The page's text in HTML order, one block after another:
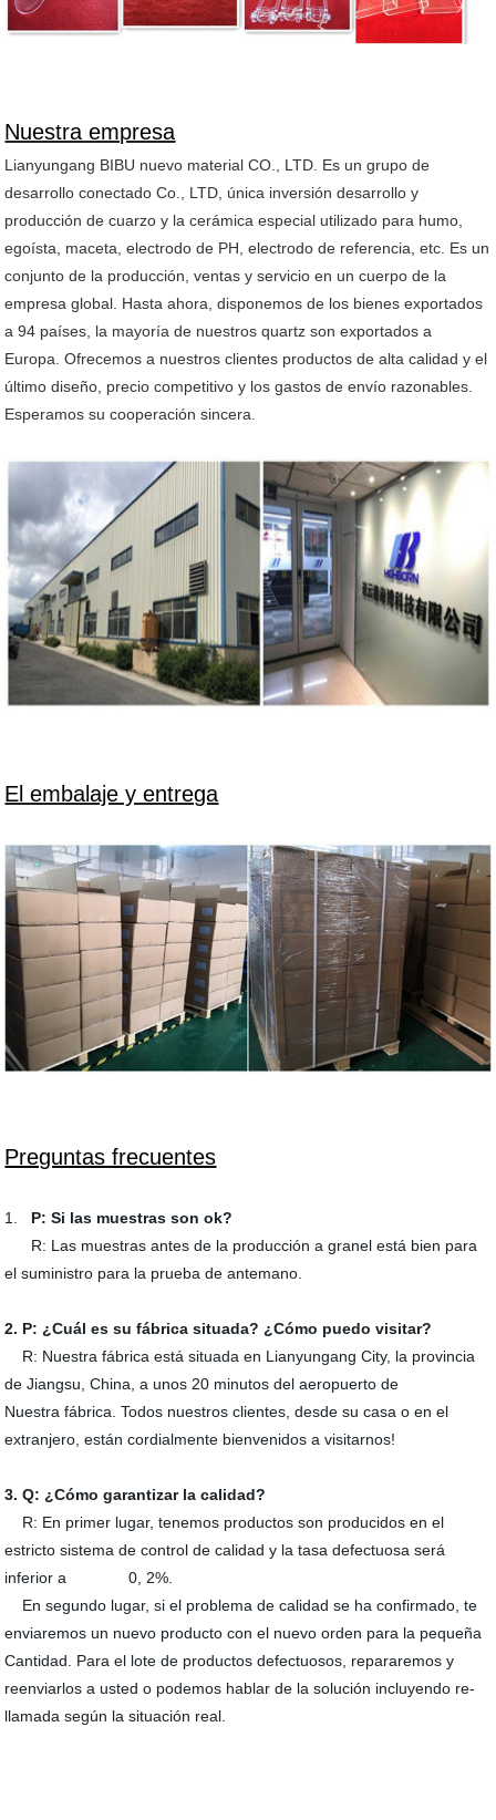
Nuestra empresa
Lianyungang BIBU nuevo material CO., LTD. Es un grupo de
desarrollo conectado Co., LTD, única inversión desarrollo y
producción de cuarzo y la cerámica especial utilizado para humo,
egoísta, maceta, electrodo de PH, electrodo de referencia, etc. Es un
conjunto de la producción, ventas y servicio en un cuerpo de la
empresa global. Hasta ahora, disponemos de los bienes exportados
a 94 países, la mayoría de nuestros quartz son exportados a
Europa. Ofrecemos a nuestros clientes productos de alta calidad y el
último diseño, precio competitivo y los gastos de envío razonables.
Esperamos su cooperación sincera.
El embalaje y entrega
Preguntas frecuentes
1.
P: Si las muestras son ok?
R: Las muestras antes de la producción a granel está bien para
el suministro para la prueba de antemano.
2. P: ¿Cuál es su fábrica situada? ¿Cómo puedo visitar?
R: Nuestra fábrica está situada en Lianyungang City, la provincia
de Jiangsu, China, a unos 20 minutos del aeropuerto de
Nuestra fábrica. Todos nuestros clientes, desde su casa o en el
extranjero, están cordialmente bienvenidos a visitarnos!
3. Q: ¿Cómo garantizar la calidad?
R: En primer lugar, tenemos productos son producidos en el
estricto sistema de control de calidad y la tasa defectuosa será
inferior a 0, 2%.
En segundo lugar, si el problema de calidad se ha confirmado, te
enviaremos un nuevo producto con el nuevo orden para la pequeña
Cantidad. Para el lote de productos defectuosos, repararemos y
reenviarlos a usted o podemos hablar de la solución incluyendo re-
llamada según la situación real.